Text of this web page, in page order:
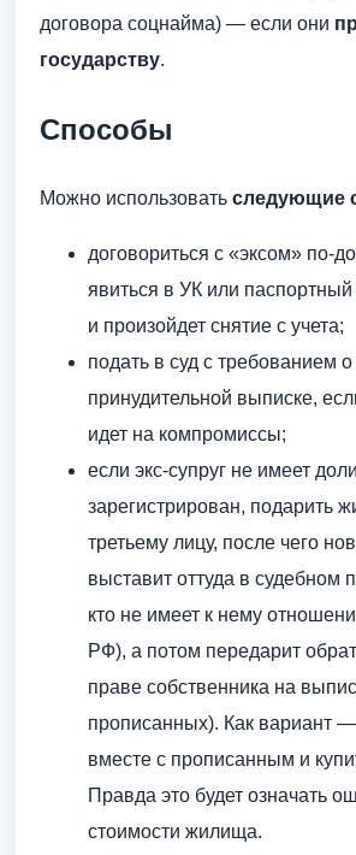
договора соцнайма) — если они
государству.
Способы
Можно использовать следующие
договориться с «эксом» по-
явиться в УК или
и произойдет снятие с учета;
подать в суд с требованием о
принудительной выписке,
идет на компромиссы;
если экс-супруг не имеет
зарегистрирован, подарить
третьему лицу, после чего
выставит оттуда в судебном
кто не имеет к нему
РФ), а потом передарит
праве собственника на
прописанных). Как вариант
вместе с прописанным и
Правда это будет означать
стоимости жилища.